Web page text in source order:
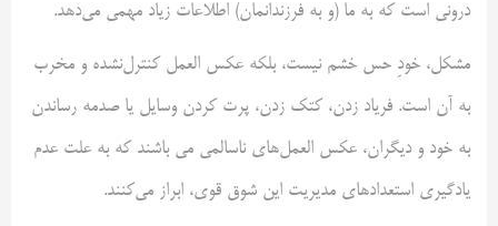
درونی است که به ما (و به فرزندانمان) اطلاعات زیاد مهمی می‌دهد.
مشکل، خودِ حس خشم نیست، بلکه عکس العمل کنترل‌نشده و مخرب
به آن است. فریاد زدن، کتک زدن، پرت کردن وسایل یا صدمه رساندن
به خود و دیگران، عکس العمل‌های ناسالمی می باشند که به علت عدم
یادگیری استعداد‌های مدیریت این شوق قوی، ابراز می‌کنند.